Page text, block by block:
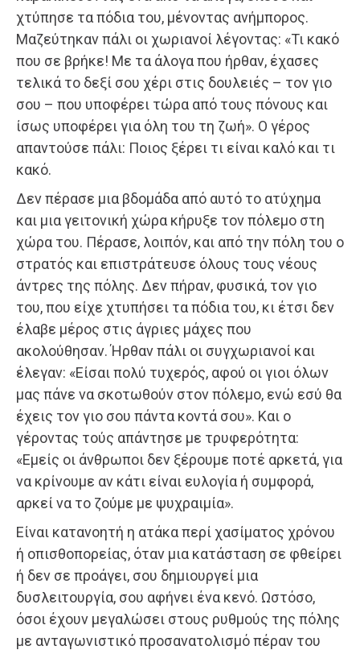
χτύπησε τα πόδια του, μένοντας ανήμπορος.
Μαζεύτηκαν πάλι οι χωριανοί λέγοντας: «Τι κακό
που σε βρήκε! Με τα άλογα που ήρθαν, έχασες
τελικά το δεξί σου χέρι στις δουλειές – τον γιο
σου – που υποφέρει τώρα από τους πόνους και
ίσως υποφέρει για όλη του τη ζωή». Ο γέρος
απαντούσε πάλι: Ποιος ξέρει τι είναι καλό και τι
κακό.
Δεν πέρασε μια βδομάδα από αυτό το ατύχημα
και μια γειτονική χώρα κήρυξε τον πόλεμο στη
χώρα του. Πέρασε, λοιπόν, και από την πόλη του ο
στρατός και επιστράτευσε όλους τους νέους
άντρες της πόλης. Δεν πήραν, φυσικά, τον γιο
του, που είχε χτυπήσει τα πόδια του, κι έτσι δεν
έλαβε μέρος στις άγριες μάχες που
ακολούθησαν. Ήρθαν πάλι οι συγχωριανοί και
έλεγαν: «Είσαι πολύ τυχερός, αφού οι γιοι όλων
μας πάνε να σκοτωθούν στον πόλεμο, ενώ εσύ θα
έχεις τον γιο σου πάντα κοντά σου». Και ο
γέροντας τούς απάντησε με τρυφερότητα:
«Εμείς οι άνθρωποι δεν ξέρουμε ποτέ αρκετά, για
να κρίνουμε αν κάτι είναι ευλογία ή συμφορά,
αρκεί να το ζούμε με ψυχραιμία».
Είναι κατανοητή η ατάκα περί χασίματος χρόνου
ή οπισθοπορείας, όταν μια κατάσταση σε φθείρει
ή δεν σε προάγει, σου δημιουργεί μια
δυσλειτουργία, σου αφήνει ένα κενό. Ωστόσο,
όσοι έχουν μεγαλώσει στους ρυθμούς της πόλης
με ανταγωνιστικό προσανατολισμό πέραν του